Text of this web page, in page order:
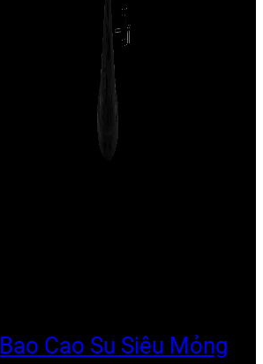
Bao Cao Su Siêu Mỏng